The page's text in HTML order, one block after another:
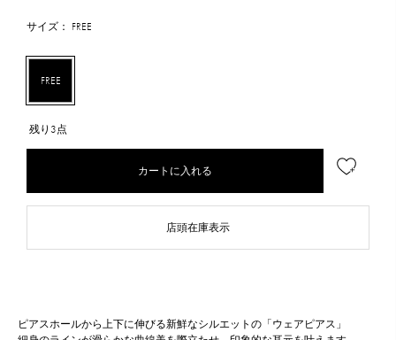
サイズ： FREE
FREE
残り3点
カートに入れる
店頭在庫表示
ピアスホールから上下に伸びる新鮮なシルエットの「ウェアピアス」